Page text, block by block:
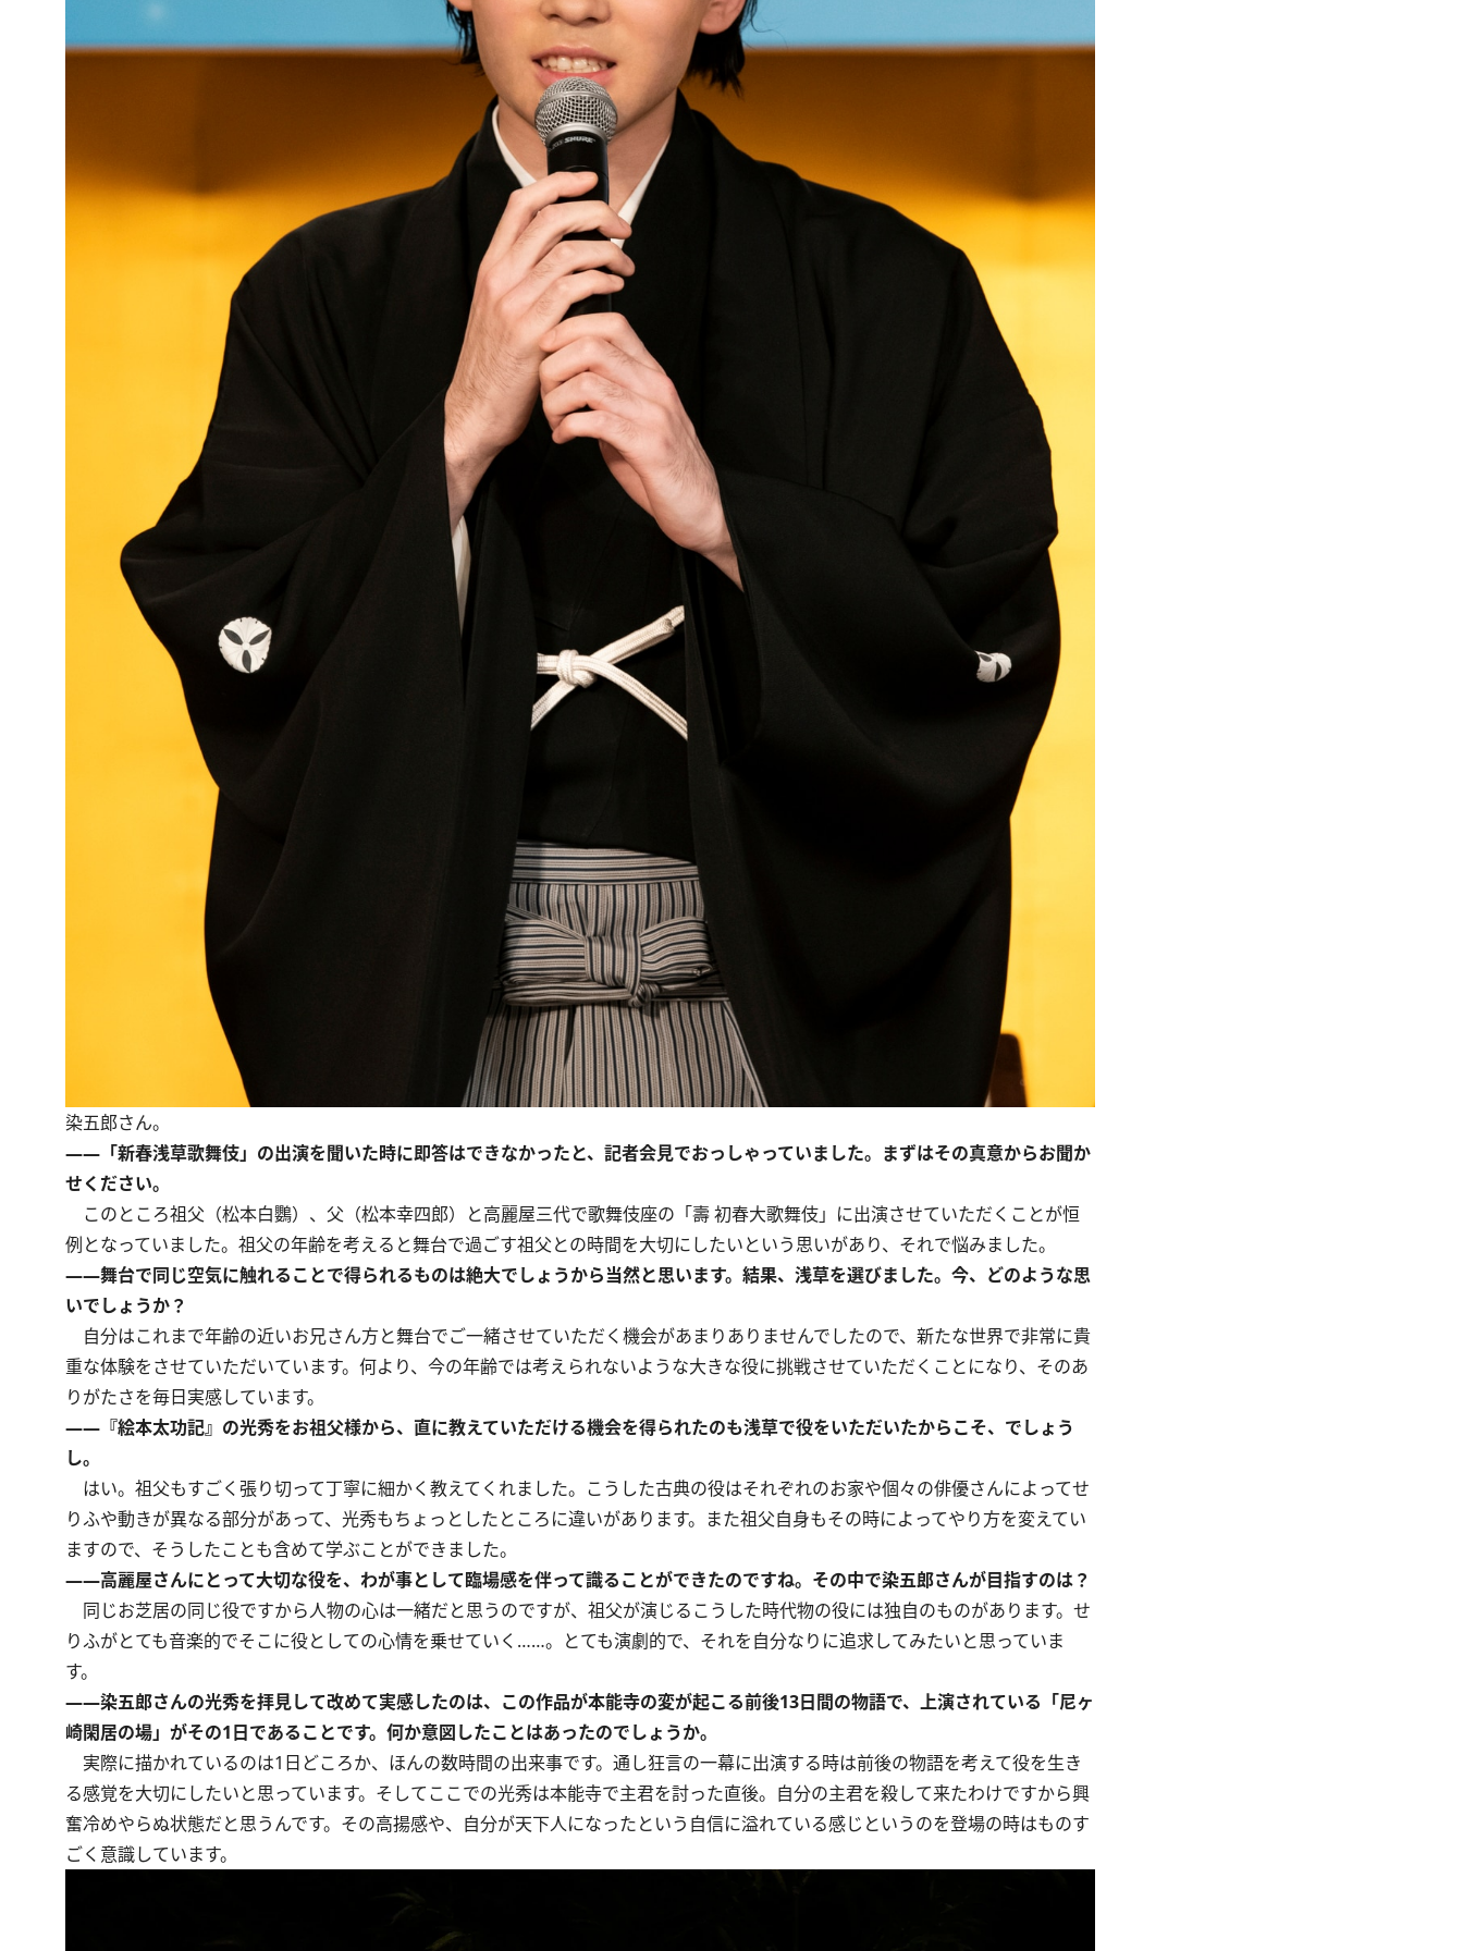
染五郎さん。
――「新春浅草歌舞伎」の出演を聞いた時に即答はできなかったと、記者会見でおっしゃっていました。まずはその真意からお聞か
せください。
このところ祖父（松本白鸚）、父（松本幸四郎）と高麗屋三代で歌舞伎座の「壽 初春大歌舞伎」に出演させていただくことが恒
例となっていました。祖父の年齢を考えると舞台で過ごす祖父との時間を大切にしたいという思いがあり、それで悩みました。
――舞台で同じ空気に触れることで得られるものは絶大でしょうから当然と思います。結果、浅草を選びました。今、どのような思
いでしょうか？
自分はこれまで年齢の近いお兄さん方と舞台でご一緒させていただく機会があまりありませんでしたので、新たな世界で非常に貴
重な体験をさせていただいています。何より、今の年齢では考えられないような大きな役に挑戦させていただくことになり、そのあ
りがたさを毎日実感しています。
――『絵本太功記』の光秀をお祖父様から、直に教えていただける機会を得られたのも浅草で役をいただいたからこそ、でしょう
し。
はい。祖父もすごく張り切って丁寧に細かく教えてくれました。こうした古典の役はそれぞれのお家や個々の俳優さんによってせ
りふや動きが異なる部分があって、光秀もちょっとしたところに違いがあります。また祖父自身もその時によってやり方を変えてい
ますので、そうしたことも含めて学ぶことができました。
――高麗屋さんにとって大切な役を、わが事として臨場感を伴って識ることができたのですね。その中で染五郎さんが目指すのは？
同じお芝居の同じ役ですから人物の心は一緒だと思うのですが、祖父が演じるこうした時代物の役には独自のものがあります。せ
りふがとても音楽的でそこに役としての心情を乗せていく……。とても演劇的で、それを自分なりに追求してみたいと思っていま
す。
――染五郎さんの光秀を拝見して改めて実感したのは、この作品が本能寺の変が起こる前後13日間の物語で、上演されている「尼ヶ
崎閑居の場」がその1日であることです。何か意図したことはあったのでしょうか。
実際に描かれているのは1日どころか、ほんの数時間の出来事です。通し狂言の一幕に出演する時は前後の物語を考えて役を生き
る感覚を大切にしたいと思っています。そしてここでの光秀は本能寺で主君を討った直後。自分の主君を殺して来たわけですから興
奮冷めやらぬ状態だと思うんです。その高揚感や、自分が天下人になったという自信に溢れている感じというのを登場の時はものす
ごく意識しています。